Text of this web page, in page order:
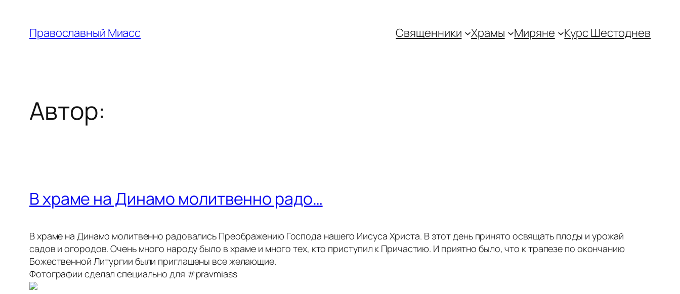
содержимому
Православный Миасс Священники Храмы Миряне Курс Шестоднев
Автор:
В храме на Динамо молитвенно радо…
В храме на Динамо молитвенно радовались Преображению Господа нашего Иисуса Христа. В этот день принято освящать плоды и урожай
садов и огородов. Очень много народу было в храме и много тех, кто приступил к Причастию. И приятно было, что к трапезе по окончанию
Божественной Литургии были приглашены все желающие.
Фотографии сделал специально для #pravmiass